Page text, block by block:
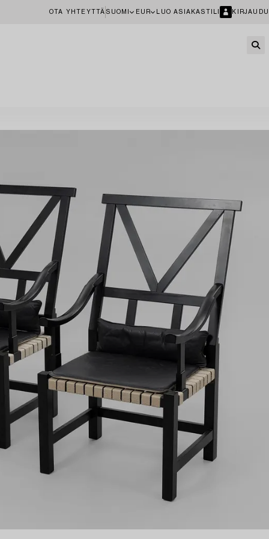
OTA YHTEYTTÄ SUOMI EUR LUO ASIAKASTILI KIRJAUDU